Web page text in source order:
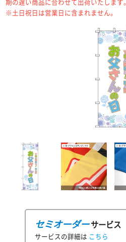
※土日祝日は営業日に含まれません。
セミオーダーサービス
サービスの詳細は こちら